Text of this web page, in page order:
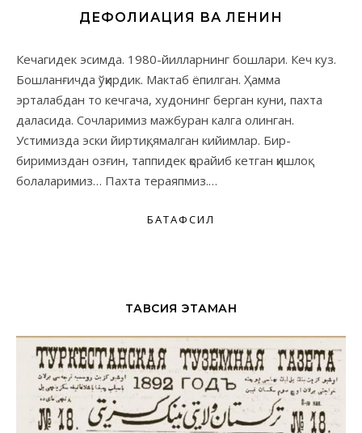
ДЕФОЛИАЦИЯ ВА ЛЕНИН
Кечагидек эсимда. 1980-йилларнинг бошлари. Кеч куз.
Бошланғичда ўқирдик. Мактаб ёпилган. Ҳамма
эрталабдан то кечгача, худонинг берган куни, пахта
даласида. Сочларимиз мажбуран калга олинган.
Устимизда эски йиртиқ, ямалган кийимлар. Бир-
биримиздан озғин, таппидек қорайиб кетган қишлоқ
болаларимиз… Пахта тераяпмиз.…
БАТАФСИЛ
ТАВСИЯ ЭТАМАН